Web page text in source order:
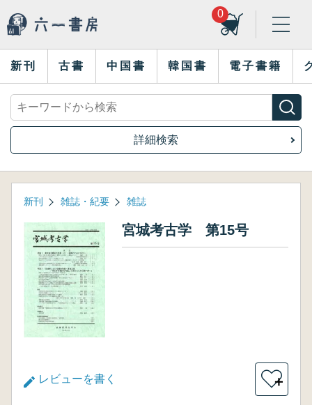
0
新刊 古書 中国書 韓国書 電子書籍
詳細検索
新刊 雑誌・紀要 雑誌
宮城考古学 第15号
レビューを書く ＋